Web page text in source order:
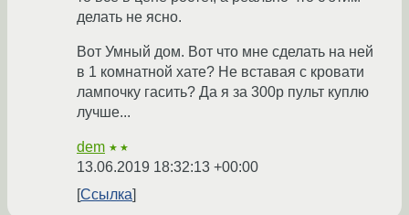
делать не ясно.
Вот Умный дом. Вот что мне сделать на ней
в 1 комнатной хате? Не вставая с кровати
лампочку гасить? Да я за 300р пульт куплю
лучше...
dem ★★
13.06.2019 18:32:13 +00:00
Ссылка